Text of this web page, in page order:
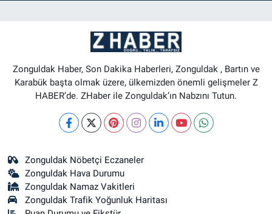
Zonguldak Haber, Son Dakika Haberleri, Zonguldak , Bartın ve
Karabük başta olmak üzere, ülkemizden önemli gelişmeler Z
HABER’de. ZHaber ile Zonguldak’ın Nabzını Tutun.
Zonguldak Nöbetçi Eczaneler
Zonguldak Hava Durumu
Zonguldak Namaz Vakitleri
Zonguldak Trafik Yoğunluk Haritası